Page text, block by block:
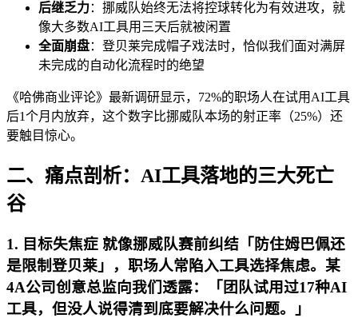
后继乏力：挪威队始终无法将控球转化为有效进攻，就
像大多数AI工具用三天后就被闲置
全面崩盘：登贝莱完成帽子戏法时，恰似我们面对满屏
未完成的自动化流程时的绝望
《哈佛商业评论》最新调研显示，72%的职场人在试用AI工具
后1个月内放弃，这个数字比挪威队本场的射正率（25%）还
要触目惊心。
二、痛点剖析：AI工具落地的三大死亡
谷
1. 目标失焦症 就像挪威队赛前纠结「防住姆巴佩还
是限制登贝莱」，职场人常陷入工具选择焦虑。某
4A公司创意总监向我们透露：「团队试用过17种AI
工具，但没人说得清到底要解决什么问题。」